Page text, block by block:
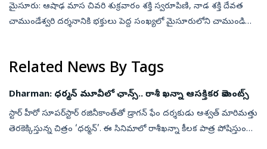
మైసూరు: ఆషాఢ మాస చివరి శుక్రవారం శక్తి స్వరూపిణి, నాడ శక్తి దేవత
చాముండేశ్వరి దర్శనానికి భక్తులు పెద్ద సంఖ్యలో మైసూరులోని చాముండి
Related News By Tags
Dharman: ధర్మన్‌ మూవీలో ఛాన్స్.. రాశీ ఖన్నా ఆసక్తికర కామెంట్స్
స్టార్‌ హీరో సూపర్‌స్టార్‌ రజినీకాంత్‌తో డ్రాగన్‌ ఫేం దర్శకుడు అశ్వత్‌ మారిమత్తు
తెరకెక్కిస్తున్న చిత్రం ‘ధర్మన్‌’. ఈ సినిమాలో రాశీఖన్నా కీలక పాత్ర పోషిస్తుంది.